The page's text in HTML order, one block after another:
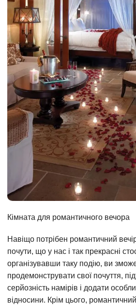
Кімната для романтичного вечора
Навіщо потрібен романтичний
почути, що у нас і так прекрасні
організувавши таку подію, ви
продемонструвати свої почуття,
серйозність намірів і додати
відносини. Крім цього,